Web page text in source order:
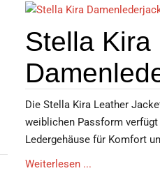
Stella Kira
Die Stella Kira Leather
weiblichen Passform
Ledergehäuse für Komfort
Weiterlesen ...